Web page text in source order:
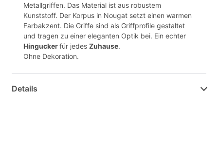
Metallgriffen. Das Material ist aus robustem
Kunststoff. Der Korpus in Nougat setzt einen warmen
Farbakzent. Die Griffe sind als Griffprofile gestaltet
und tragen zu einer eleganten Optik bei. Ein echter
Hinguckerfür jedes Zuhause.
Ohne Dekoration.
Details